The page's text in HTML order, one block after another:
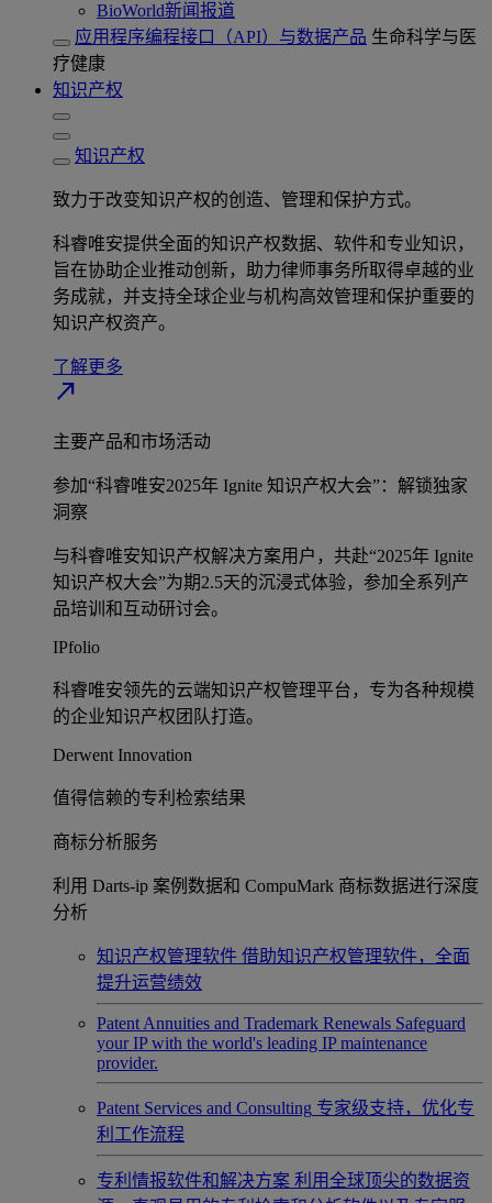
BioWorld新闻报道
应用程序编程接口（API）与数据产品 生命科学与医
疗健康
知识产权
知识产权
致力于改变知识产权的创造、管理和保护方式。
科睿唯安提供全面的知识产权数据、软件和专业知识，
旨在协助企业推动创新，助力律师事务所取得卓越的业
务成就，并支持全球企业与机构高效管理和保护重要的
知识产权资产。
了解更多
north_east
主要产品和市场活动
参加“科睿唯安2025年 Ignite 知识产权大会”：解锁独家
洞察
与科睿唯安知识产权解决方案用户，共赴“2025年 Ignite
知识产权大会”为期2.5天的沉浸式体验，参加全系列产
品培训和互动研讨会。
IPfolio
科睿唯安领先的云端知识产权管理平台，专为各种规模
的企业知识产权团队打造。
Derwent Innovation
值得信赖的专利检索结果
商标分析服务
利用 Darts-ip 案例数据和 CompuMark 商标数据进行深度
分析
知识产权管理软件 借助知识产权管理软件，全面
提升运营绩效
Patent Annuities and Trademark Renewals Safeguard
your IP with the world's leading IP maintenance
provider.
Patent Services and Consulting 专家级支持，优化专
利工作流程
专利情报软件和解决方案 利用全球顶尖的数据资